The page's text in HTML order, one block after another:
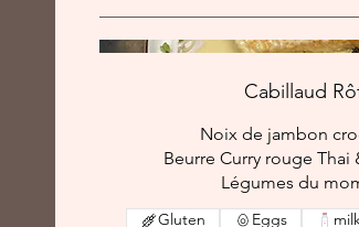
Cabillaud
Noix de jambon
Beurre Curry rouge Thai
Légumes du
Gluten Eggs